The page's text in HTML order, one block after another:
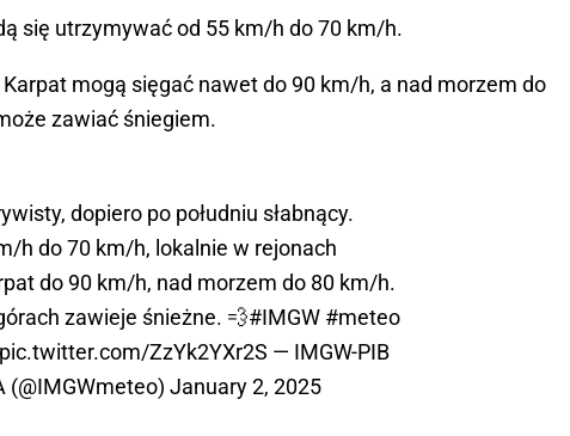
się utrzymywać od 55 km/h do 70 km/h.
mogą sięgać nawet do 90 km/h, a nad morzem do
zawiać śniegiem.
dopiero po południu słabnący.
h do 70 km/h, lokalnie w rejonach
do 90 km/h, nad morzem do 80 km/h.
zawieje śnieżne. 💨#IMGW #meteo
pic.twitter.com/ZzYk2YXr2S — IMGW-PIB
(@IMGWmeteo) January 2, 2025